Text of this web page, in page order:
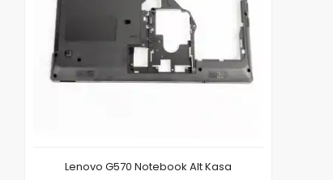
Lenovo G570 Notebook Alt Kasa